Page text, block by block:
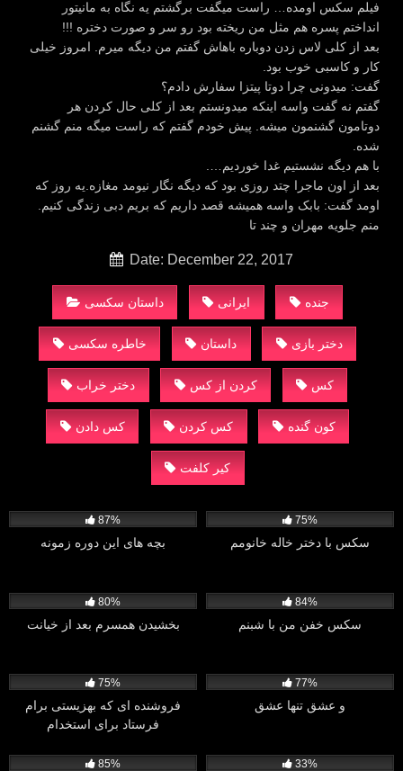
فیلم سکس اومده… راست میگفت برگشتم یه نگاه به مانیتور
انداختم پسره هم مثل من ریخته بود رو سر و صورت دختره !!!
بعد از کلی لاس زدن دوباره باهاش گفتم من دیگه میرم. امروز خیلی
کار و کاسبی خوب بود.
گفت: میدونی چرا دوتا پیتزا سفارش دادم؟
گفتم نه گفت واسه اینکه میدونستم بعد از کلی حال کردن هر
دوتامون گشنمون میشه. پیش خودم گفتم که راست میگه منم گشنم
شده.
با هم دیگه نشستیم غدا خوردیم….
بعد از اون ماجرا چتد روزی بود که دیگه نگار نیومد مغازه.یه روز که
اومد گفت: بابک واسه همیشه قصد داریم که بریم دبی زندگی کنیم.
منم جلویه مهران و چند تا
Date: December 22, 2017
داستان سکسی ایرانی جنده
خاطره سکسی داستان دختر بازی
دختر خراب کردن از کس کس
کس دادن کس کردن کون گنده
کیر کلفت
87%
بچه های این دوره زمونه
75%
سکس با دختر خاله خانومم
80%
بخشیدن همسرم بعد از خیانت
84%
سکس خفن من با شبنم
75%
فروشنده ای که بهزیستی برام
فرستاد برای استخدام
77%
و عشق تنها عشق
85%
33%